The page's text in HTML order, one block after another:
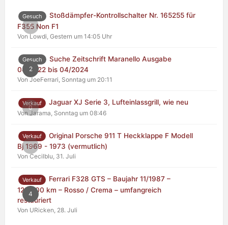
0
Gesuch
Stoßdämpfer-Kontrollschalter Nr. 165255 für
F355 Non F1
Von Lowdi, Gestern um 14:05 Uhr
2
Gesuch
Suche Zeitschrift Maranello Ausgabe
04/2022 bis 04/2024
Von JoeFerrari, Sonntag um 20:11
0
Verkauf Jaguar XJ Serie 3, Lufteinlassgrill, wie neu
Von Jarama, Sonntag um 08:46
0
Verkauf
Original Porsche 911 T Heckklappe F Modell
Bj 1969 - 1973 (vermutlich)
Von Cecilblu, 31. Juli
4
Verkauf
Ferrari F328 GTS – Baujahr 11/1987 –
125.000 km – Rosso / Crema – umfangreich
restauriert
Von URicken, 28. Juli